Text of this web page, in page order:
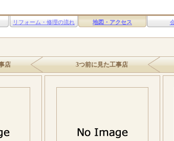
リフォーム・修理の流れ 地図・アクセス
店 3つ前に見た工事店